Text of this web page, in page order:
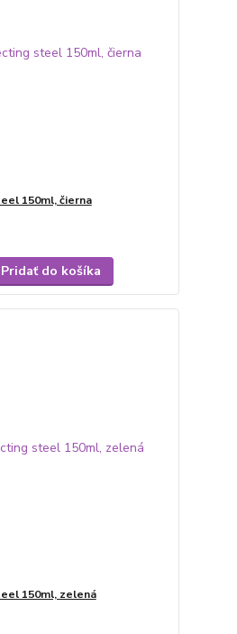
150ml, čierna
Pridať do košíka
150ml, zelená